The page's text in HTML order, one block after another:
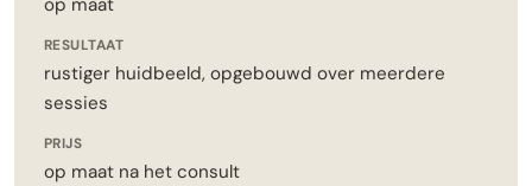
op maat
RESULTAAT
rustiger huidbeeld, opgebouwd over meerdere
sessies
PRIJS
op maat na het consult